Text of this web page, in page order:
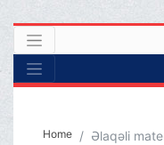
Home Əlaqəli